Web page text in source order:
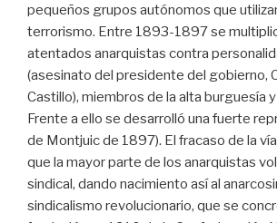
pequeños grupos autónomos que
terrorismo. Entre 1893-1897 se
atentados anarquistas contra
(asesinato del presidente del gobierno,
Castillo), miembros de la alta burguesía
Frente a ello se desarrolló una fuerte
de Montjuic de 1897). El fracaso de la
que la mayor parte de los anarquistas
sindical, dando nacimiento así al
sindicalismo revolucionario, que se